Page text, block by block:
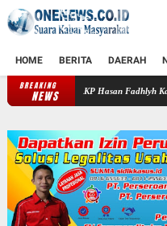
HOME BERITA DAERAH
BREAKING
NEWS
AKP Hasan Fadhlyh Kawal CFD, Sapa